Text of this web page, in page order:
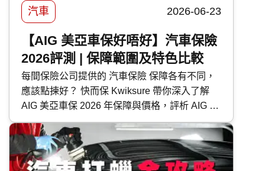
汽車 2026-06-23
【AIG 美亞車保好唔好】汽車保險
2026評測 | 保障範圍及特色比較
每間保險公司提供的 汽車保險 保障各有不同，
應該點揀好？ 快而保 Kwiksure 帶你深入了解
AIG 美亞車保 2026 年保障與價格，評析 AIG 美
亞 汽車保險 優缺點，助你選擇最適合的車保方
案。